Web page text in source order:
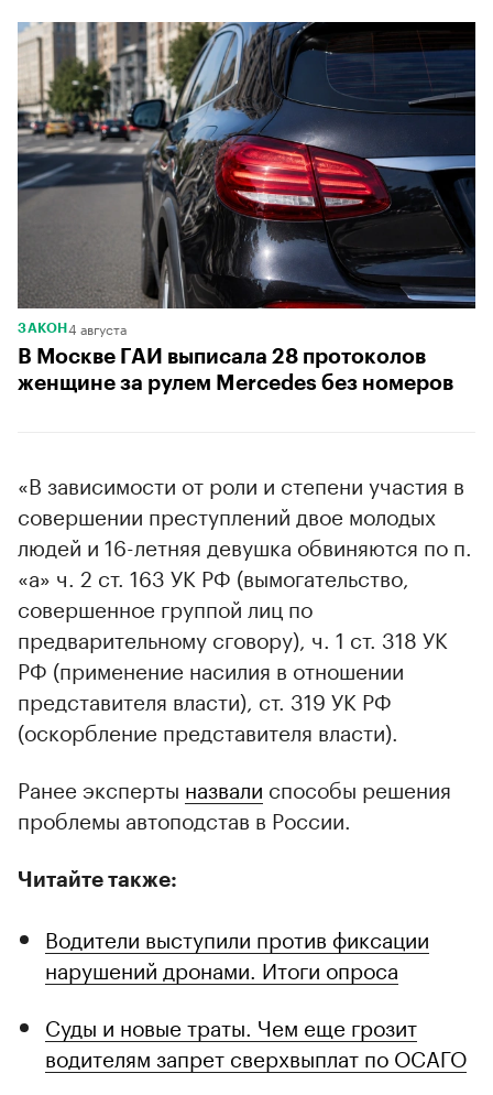
ЗАКОН 4 августа
В Москве ГАИ выписала 28 протоколов
женщине за рулем Mercedes без номеров
«В зависимости от роли и степени участия в
совершении преступлений двое молодых
людей и 16-летняя девушка обвиняются по п.
«а» ч. 2 ст. 163 УК РФ (вымогательство,
совершенное группой лиц по
предварительному сговору), ч. 1 ст. 318 УК
РФ (применение насилия в отношении
представителя власти), ст. 319 УК РФ
(оскорбление представителя власти).
Ранее эксперты назвали способы решения
проблемы автоподстав в России.
Читайте также:
Водители выступили против фиксации
нарушений дронами. Итоги опроса
Суды и новые траты. Чем еще грозит
водителям запрет сверхвыплат по ОСАГО